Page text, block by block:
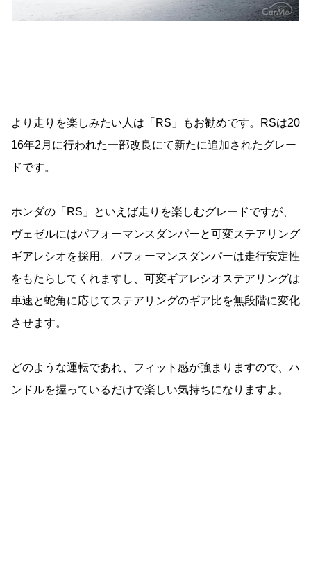
より走りを楽しみたい人は「RS」もお勧めです。RSは20
16年2月に行われた一部改良にて新たに追加されたグレー
ドです。
ホンダの「RS」といえば走りを楽しむグレードですが、
ヴェゼルにはパフォーマンスダンパーと可変ステアリング
ギアレシオを採用。パフォーマンスダンパーは走行安定性
をもたらしてくれますし、可変ギアレシオステアリングは
車速と蛇角に応じてステアリングのギア比を無段階に変化
させます。
どのような運転であれ、フィット感が強まりますので、ハ
ンドルを握っているだけで楽しい気持ちになりますよ。